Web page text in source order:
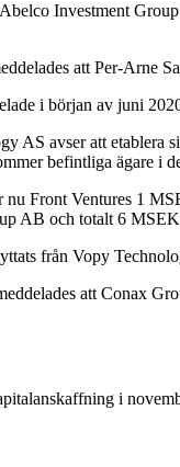
Investment
att Per-Arne
i början av juni
AS avser att etablera
befintliga ägare i
nu Front Ventures 1
AB och totalt 6
från Vopy
att Conax
i